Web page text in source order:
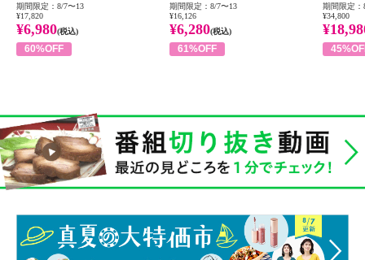
期間限定：8/7〜13
¥17,820
¥6,980(税込)
60%OFF
期間限定：8/7〜13
¥16,126
¥6,280(税込)
61%OFF
期間限定：
¥34,800